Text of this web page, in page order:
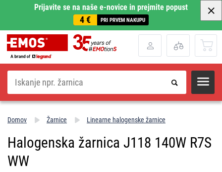
Prijavite se na naše e-novice in prejmite popust
4 € PRI PRVEM NAKUPU
Iskanje
Domov Žarnice Linearne halogenske žarnice
Halogenska žarnica J118 140W R7S
WW